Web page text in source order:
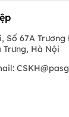
Số 67A Trương
Trưng, Hà Nội